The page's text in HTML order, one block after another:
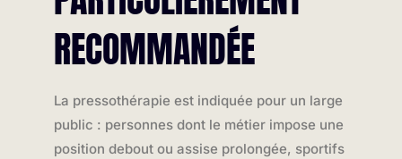
RECOMMANDÉE
La pressothérapie est indiquée pour un large
public : personnes dont le métier impose une
position debout ou assise prolongée, sportifs